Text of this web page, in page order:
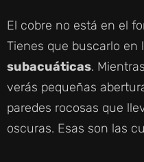
El cobre no está en el
Tienes que buscarlo en
subacuáticas.
verás pequeñas
paredes rocosas que
oscuras. Esas son las